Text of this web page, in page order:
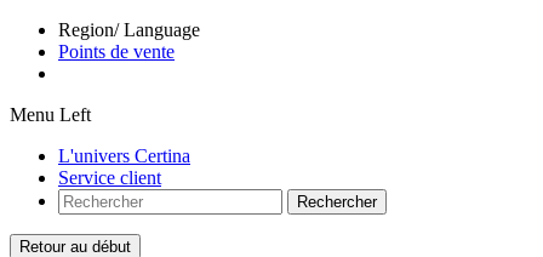
Region/ Language
Points de vente
Menu Left
L'univers Certina
Service client
Rechercher
Retour au début